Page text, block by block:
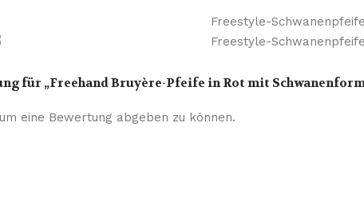
für „Freehand Bruyère-Pfeife in Rot mit
eine Bewertung abgeben zu können.